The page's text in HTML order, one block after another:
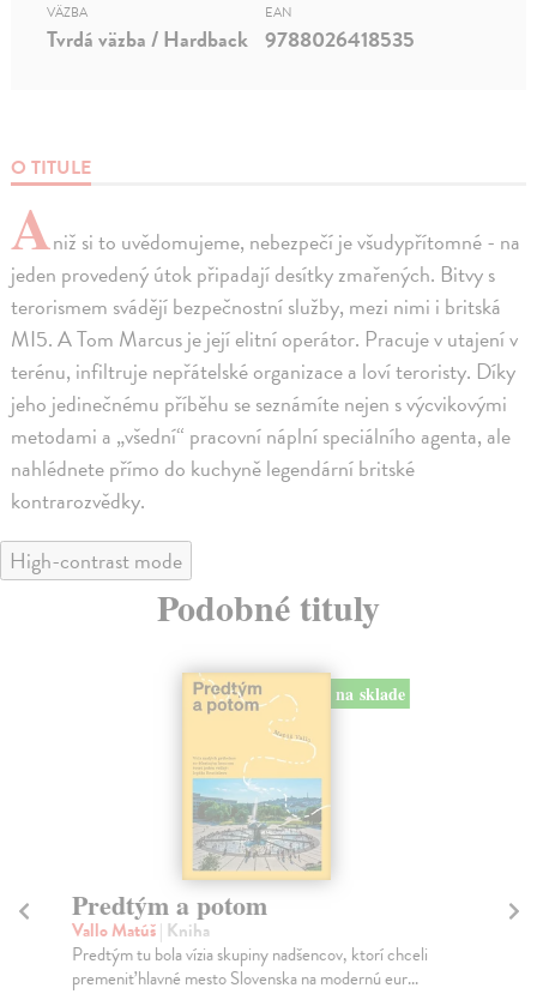
O TITULE
Aniž si to uvědomujeme, nebezpečí je všudypřítomné - na
jeden provedený útok připadají desítky zmařených. Bitvy s
terorismem svádějí bezpečnostní služby, mezi nimi i britská
MI5. A Tom Marcus je její elitní operátor. Pracuje v utajení v
terénu, infiltruje nepřátelské organizace a loví teroristy. Díky
jeho jedinečnému příběhu se seznámíte nejen s výcvikovými
metodami a „všední“ pracovní náplní speciálního agenta, ale
nahlédnete přímo do kuchyně legendární britské
kontrarozvědky.
VÄZBA
Tvrdá väzba / Hardback
EAN
9788026418535
High-contrast mode
Podobné tituly
ktorí chceli
eur...
Město a jeho nejisté zdi
Murakami Haruki
Ty jsi to byla, kdo mi vyprávěl o tom městě. Město a
jeho nejisté zdi – dlouho očekávaný román Haru...